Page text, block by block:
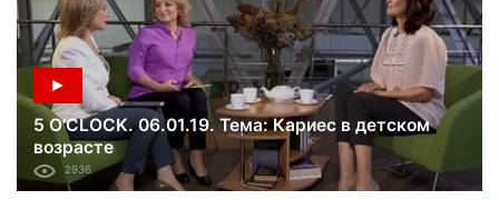
5 O’CLOCK. 06.01.19. Тема: Кариес в детском
возрасте
2936